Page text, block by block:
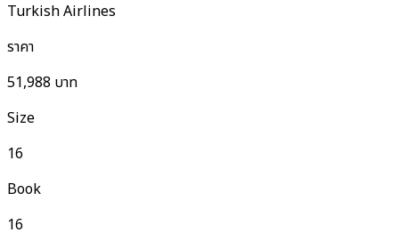
Turkish Airlines
ราคา
51,988 บาท
Size
16
Book
16